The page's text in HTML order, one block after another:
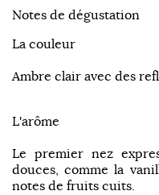
Notes de dégustation
La couleur
Ambre clair avec des
L'arôme
Le premier nez
douces, comme la
notes de fruits cuits.